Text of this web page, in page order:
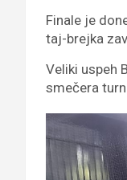
Finale je
taj-brejka
Veliki uspeh
smečera